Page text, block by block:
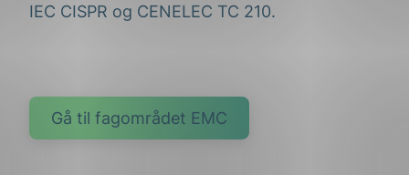
IEC CISPR og CENELEC TC 210.
Gå til fagområdet EMC